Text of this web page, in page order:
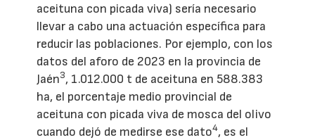
aceituna con picada viva) sería necesario
llevar a cabo una actuación específica para
reducir las poblaciones. Por ejemplo, con los
datos del aforo de 2023 en la provincia de
Jaén3, 1.012.000 t de aceituna en 588.383
ha, el porcentaje medio provincial de
aceituna con picada viva de mosca del olivo
cuando dejó de medirse ese dato4, es el